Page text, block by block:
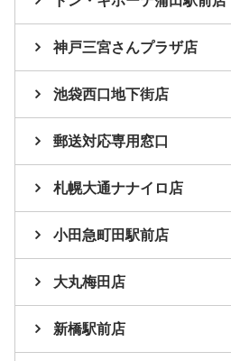
神戸三宮さんプラザ店
池袋西口地下街店
郵送対応専用窓口
札幌大通ナナイロ店
小田急町田駅前店
大丸梅田店
新橋駅前店